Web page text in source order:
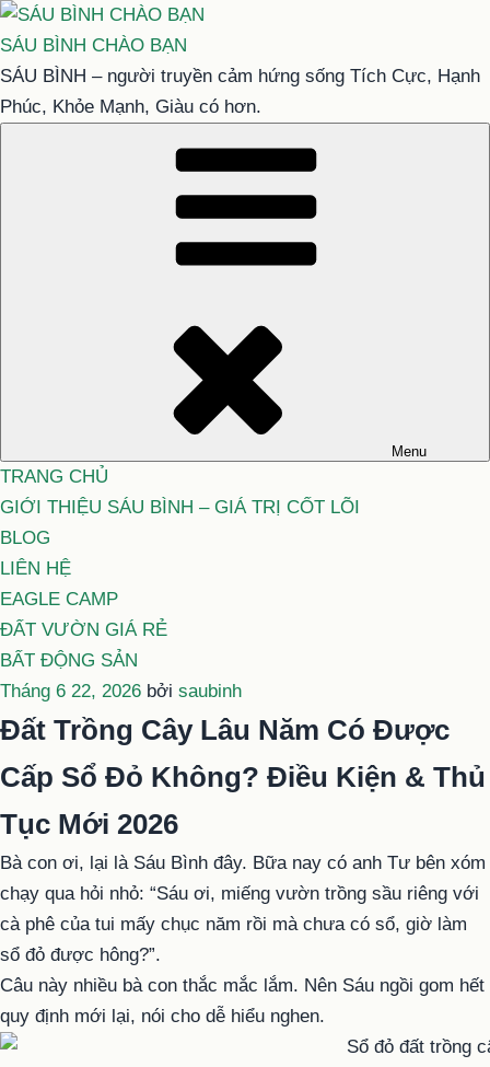
Chuyển
đến
phần
nội
SÁU BÌNH CHÀO BẠN
SÁU BÌNH – người truyền cảm hứng sống Tích Cực, Hạnh
Phúc, Khỏe Mạnh, Giàu có hơn.
Menu
TRANG CHỦ
GIỚI THIỆU SÁU BÌNH – GIÁ TRỊ CỐT LÕI
BLOG
LIÊN HỆ
EAGLE CAMP
ĐẤT VƯỜN GIÁ RẺ
BẤT ĐỘNG SẢN
Đăng
trong
Tháng 6 22, 2026 bởi saubinh
Đất Trồng Cây Lâu Năm Có Được
Cấp Sổ Đỏ Không? Điều Kiện & Thủ
Tục Mới 2026
Bà con ơi, lại là Sáu Bình đây. Bữa nay có anh Tư bên xóm
chạy qua hỏi nhỏ: “Sáu ơi, miếng vườn trồng sầu riêng với
cà phê của tui mấy chục năm rồi mà chưa có sổ, giờ làm
sổ đỏ được hông?”.
Câu này nhiều bà con thắc mắc lắm. Nên Sáu ngồi gom hết
quy định mới lại, nói cho dễ hiểu nghen.